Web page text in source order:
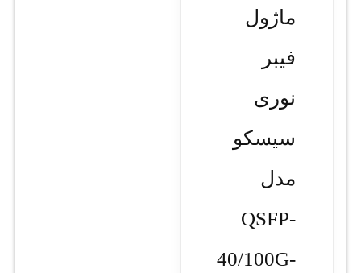
ماژول
فیبر
نوری
سیسکو
مدل
QSFP-
40/100G-